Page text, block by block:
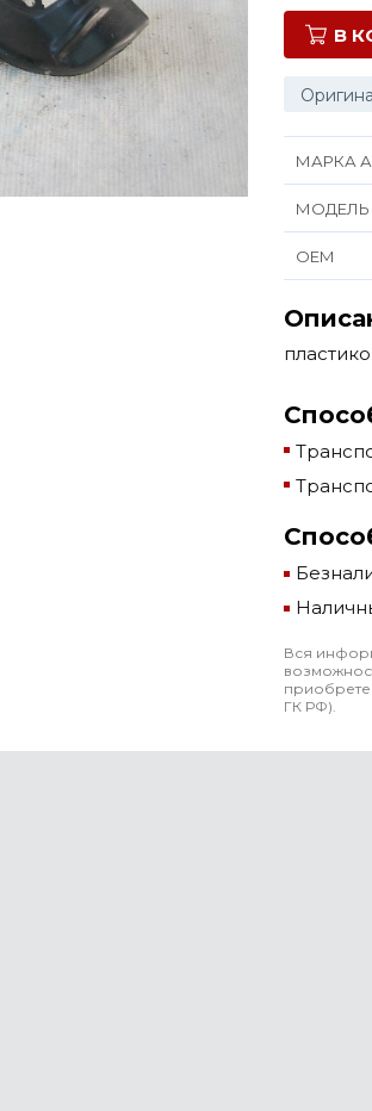
В
МАРКА
МОДЕЛЬ
ОЕМ
Вся
ГК РФ).